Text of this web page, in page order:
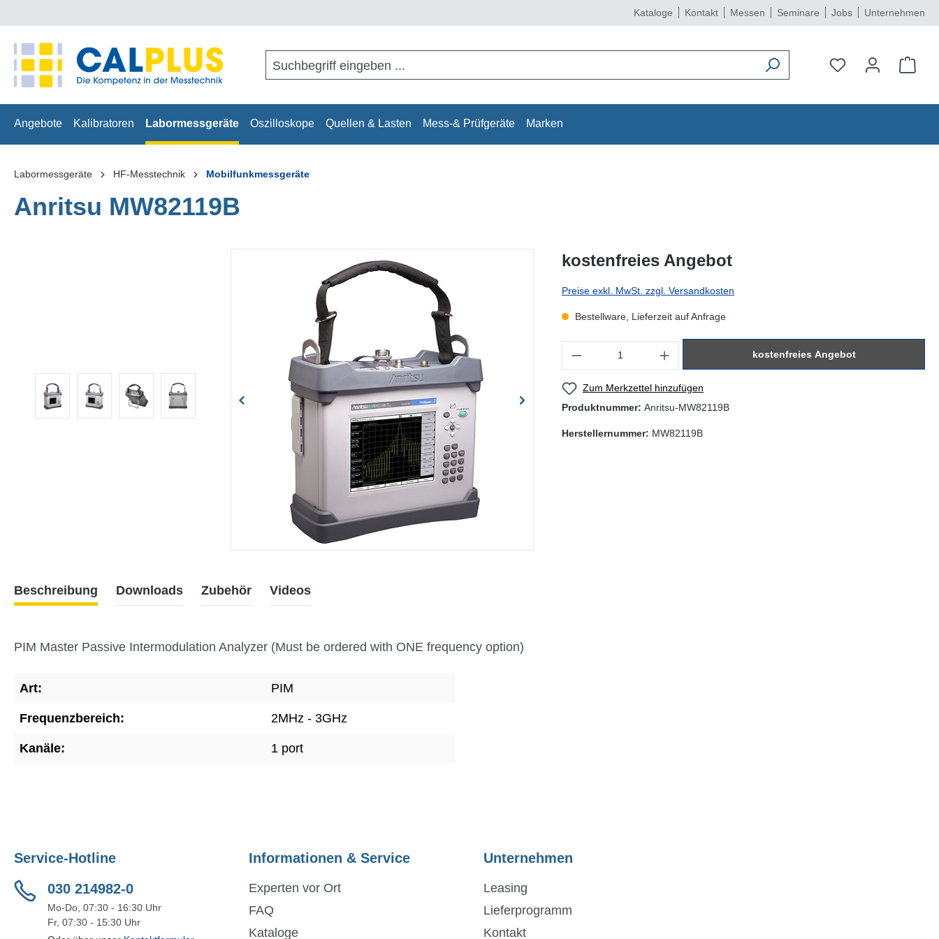
Kataloge Kontakt Messen Seminare Jobs Unternehmen
Angebote Kalibratoren Labormessgeräte Oszilloskope Quellen & Lasten Mess-& Prüfgeräte Marken
Labormessgeräte HF-Messtechnik Mobilfunkmessgeräte
Anritsu MW82119B
kostenfreies Angebot
Preise exkl. MwSt. zzgl. Versandkosten
Bestellware, Lieferzeit auf Anfrage
kostenfreies Angebot
Zum Merkzettel hinzufügen
Produktnummer: Anritsu-MW82119B
Herstellernummer: MW82119B
Beschreibung Downloads Zubehör Videos
PIM Master Passive Intermodulation Analyzer (Must be ordered with ONE frequency option)
Art: PIM
Frequenzbereich: 2MHz - 3GHz
Kanäle: 1 port
Service-Hotline
030 214982-0
Mo-Do, 07:30 - 16:30 Uhr
Fr, 07:30 - 15:30 Uhr
Informationen & Service
Experten vor Ort
FAQ
Kataloge
Unternehmen
Leasing
Lieferprogramm
Kontakt